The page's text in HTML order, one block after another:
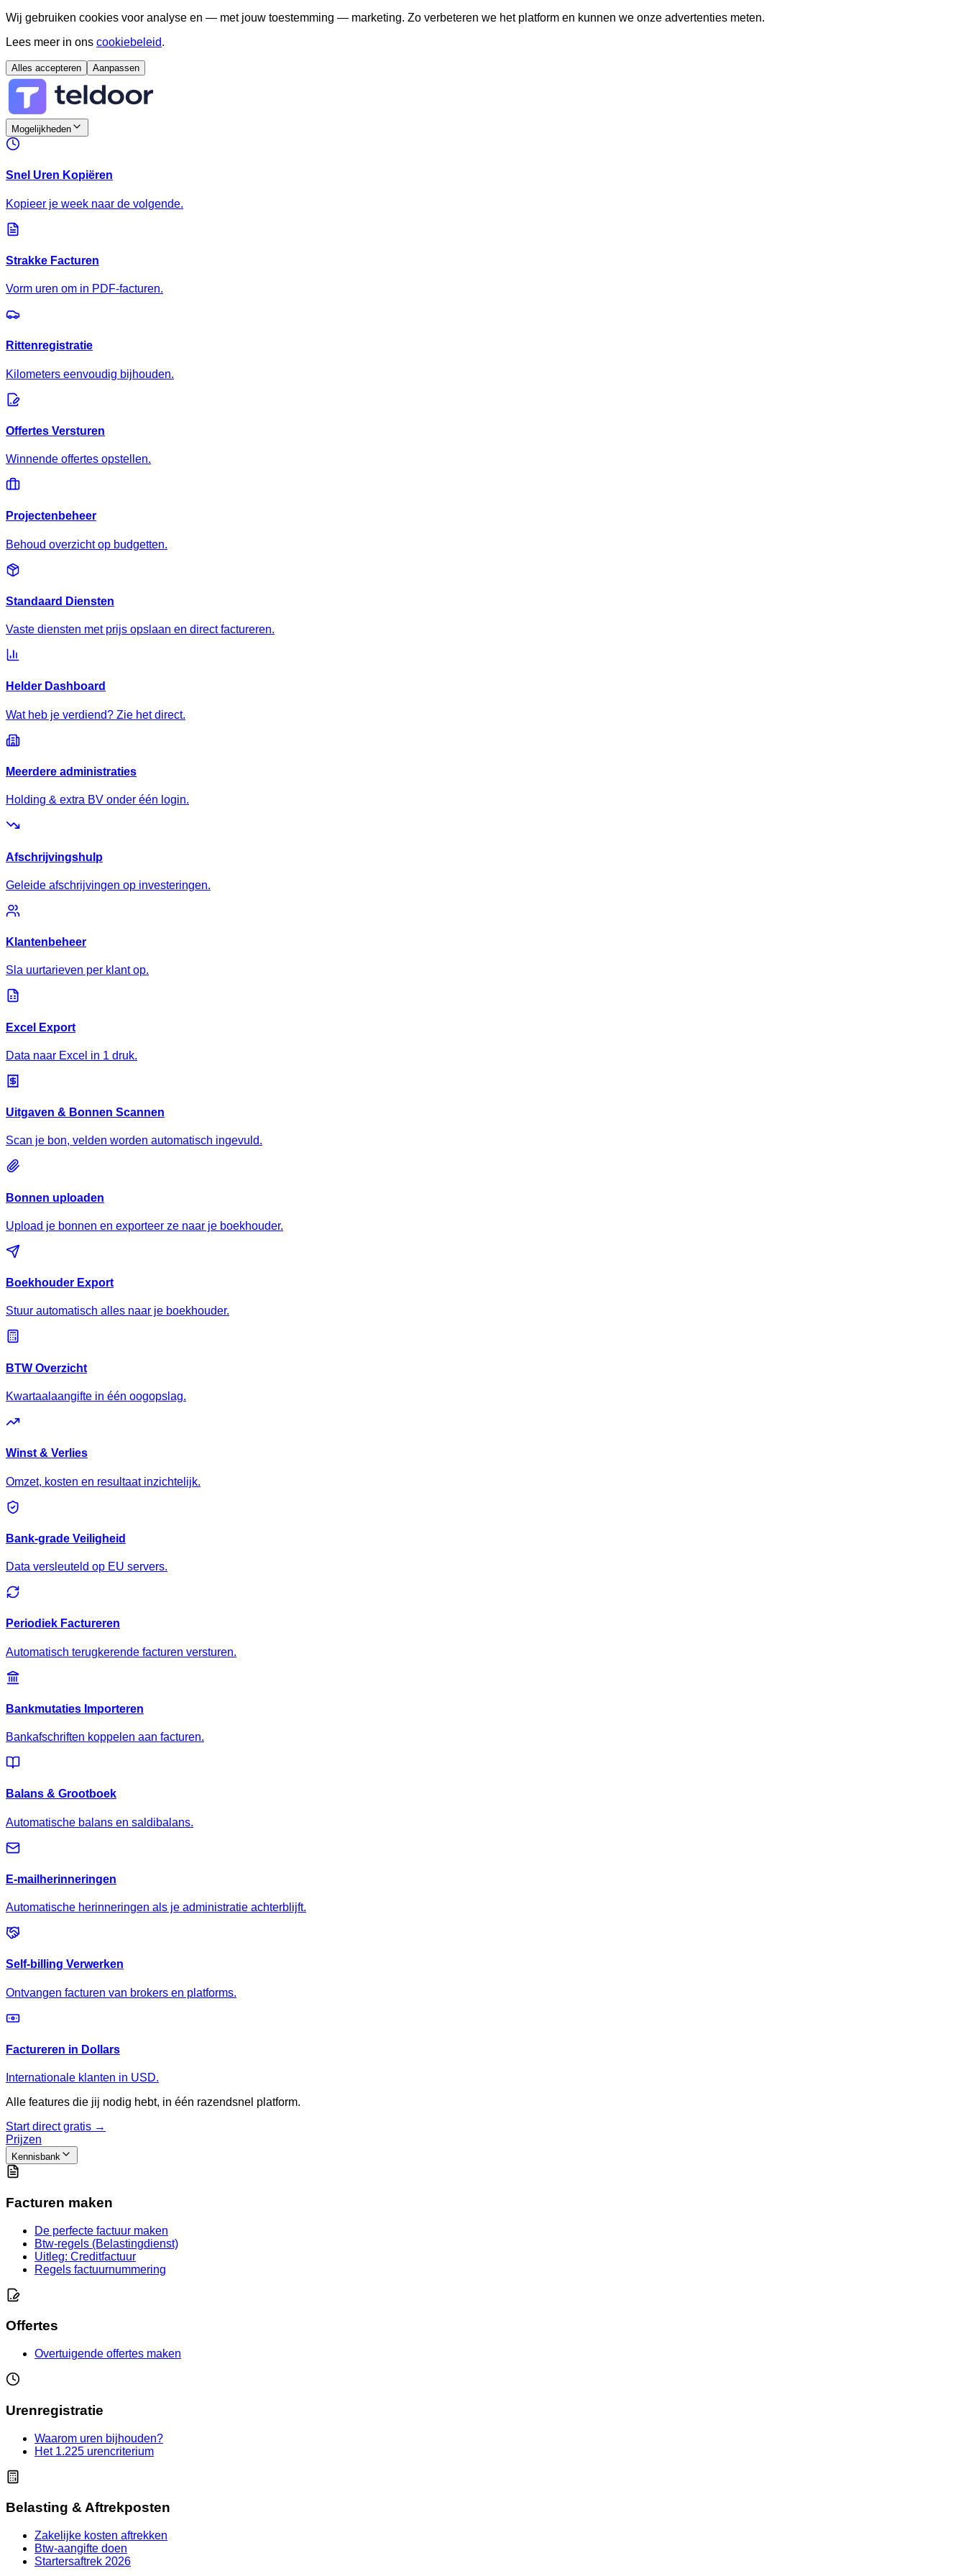
Wij gebruiken cookies voor analyse en — met jouw toestemming — marketing. Zo verbeteren we het platform en kunnen we onze advertenties meten.
Lees meer in ons cookiebeleid.
Alles accepteren Aanpassen
Mogelijkheden
Snel Uren Kopiëren
Kopieer je week naar de volgende.
Strakke Facturen
Vorm uren om in PDF-facturen.
Rittenregistratie
Kilometers eenvoudig bijhouden.
Offertes Versturen
Winnende offertes opstellen.
Projectenbeheer
Behoud overzicht op budgetten.
Standaard Diensten
Vaste diensten met prijs opslaan en direct factureren.
Helder Dashboard
Wat heb je verdiend? Zie het direct.
Meerdere administraties
Holding & extra BV onder één login.
Afschrijvingshulp
Geleide afschrijvingen op investeringen.
Klantenbeheer
Sla uurtarieven per klant op.
Excel Export
Data naar Excel in 1 druk.
Uitgaven & Bonnen Scannen
Scan je bon, velden worden automatisch ingevuld.
Bonnen uploaden
Upload je bonnen en exporteer ze naar je boekhouder.
Boekhouder Export
Stuur automatisch alles naar je boekhouder.
BTW Overzicht
Kwartaalaangifte in één oogopslag.
Winst & Verlies
Omzet, kosten en resultaat inzichtelijk.
Bank-grade Veiligheid
Data versleuteld op EU servers.
Periodiek Factureren
Automatisch terugkerende facturen versturen.
Bankmutaties Importeren
Bankafschriften koppelen aan facturen.
Balans & Grootboek
Automatische balans en saldibalans.
E-mailherinneringen
Automatische herinneringen als je administratie achterblijft.
Self-billing Verwerken
Ontvangen facturen van brokers en platforms.
Factureren in Dollars
Internationale klanten in USD.
Alle features die jij nodig hebt, in één razendsnel platform.
Start direct gratis →
Prijzen
Kennisbank
Facturen maken
De perfecte factuur maken
Btw-regels (Belastingdienst)
Uitleg: Creditfactuur
Regels factuurnummering
Offertes
Overtuigende offertes maken
Urenregistratie
Waarom uren bijhouden?
Het 1.225 urencriterium
Belasting & Aftrekposten
Zakelijke kosten aftrekken
Btw-aangifte doen
Startersaftrek 2026